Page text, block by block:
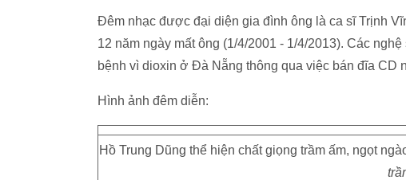
Đêm nhạc được đại diện gia đình ông là ca sĩ Trịnh
12 năm ngày mất ông (1/4/2001 - 1/4/2013). Các
bệnh vì dioxin ở Đà Nẵng thông qua việc bán đĩa CD
Hình ảnh đêm diễn:
Hồ Trung Dũng thể hiện chất giọng trầm ấm, ngọt